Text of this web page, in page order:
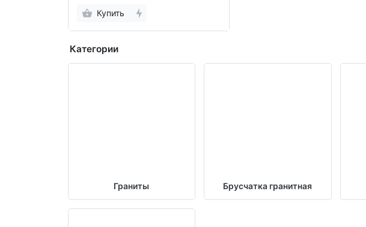
Купить
Категории
Граниты Брусчатка гранитная